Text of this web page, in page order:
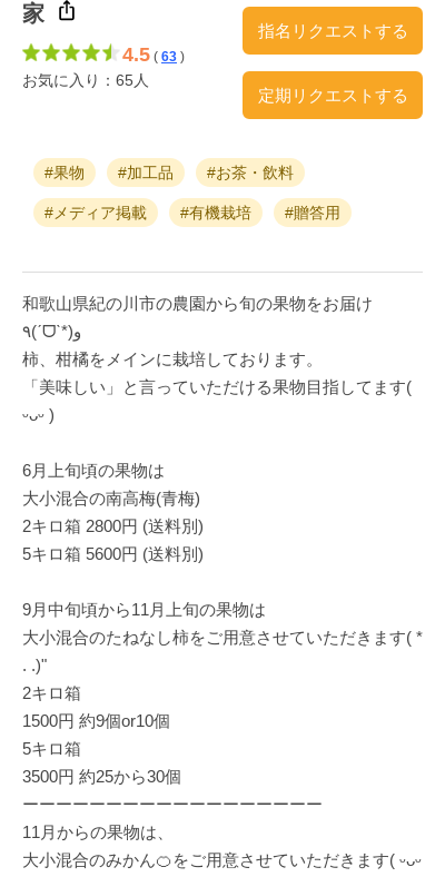
家
4.5 ( 63 )
お気に入り：65人
指名リクエストする
定期リクエストする
#果物 #加工品 #お茶・飲料
#メディア掲載 #有機栽培 #贈答用
和歌山県紀の川市の農園から旬の果物をお届け
٩(ˊᗜˋ*)و
柿、柑橘をメインに栽培しております。
「美味しい」と言っていただける果物目指してます(
ᵕᴗᵕ )
6月上旬頃の果物は
大小混合の南高梅(青梅)
2キロ箱 2800円 (送料別)
5キロ箱 5600円 (送料別)
9月中旬頃から11月上旬の果物は
大小混合のたねなし柿をご用意させていただきます( *
. .)"
2キロ箱
1500円 約9個or10個
5キロ箱
3500円 約25から30個
ーーーーーーーーーーーーーーーーーー
11月からの果物は、
大小混合のみかん🍊をご用意させていただきます( ᵕᴗᵕ